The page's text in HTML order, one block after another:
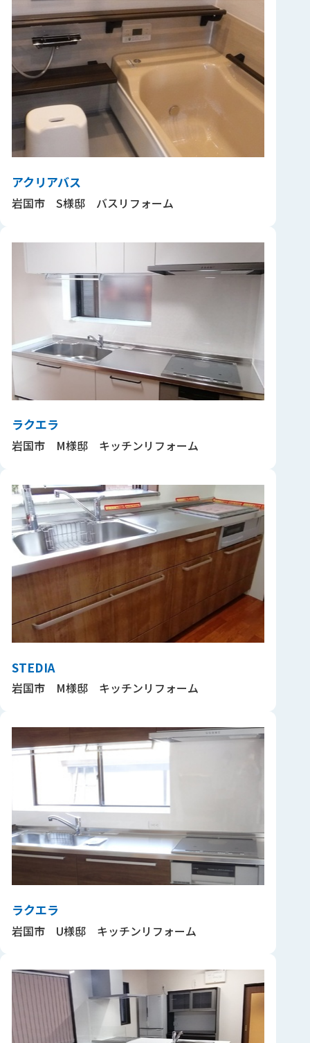
アクリアバス
岩国市 S様邸 バスリフォーム
ラクエラ
岩国市 M様邸 キッチンリフォーム
STEDIA
岩国市 M様邸 キッチンリフォーム
ラクエラ
岩国市 U様邸 キッチンリフォーム